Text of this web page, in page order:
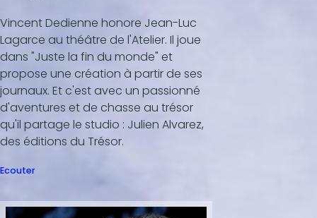
Vincent Dedienne honore Jean-Luc
Lagarce au théâtre de l'Atelier. Il joue
dans "Juste la fin du monde" et
propose une création à partir de ses
journaux. Et c'est avec un passionné
d'aventures et de chasse au trésor
qu'il partage le studio : Julien Alvarez,
des éditions du Trésor.
Ecouter